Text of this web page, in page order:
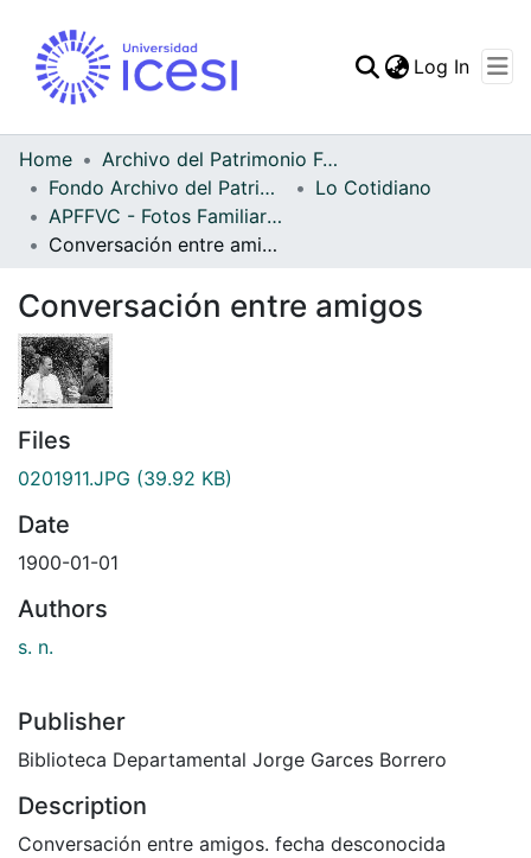
Statistics
Log In
Home
Archivo del Patrimonio Fotográfico y Fílmico del Valle del Cauca
Fondo Archivo del Patrimonio Fotográfico y Fílmico del Valle del Cauca
Lo Cotidiano
APFFVC - Fotos Familiares - Patrimonial
Conversación entre amigos
Conversación entre amigos
Files
0201911.JPG (39.92 KB)
Date
1900-01-01
Authors
s. n.
Publisher
Biblioteca Departamental Jorge Garces Borrero
Description
Conversación entre amigos. fecha desconocida